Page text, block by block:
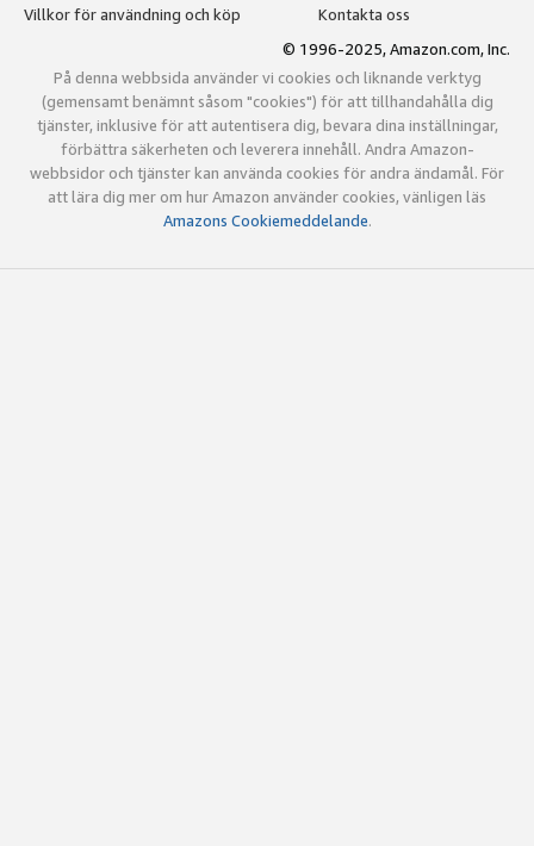
Villkor för användning och köp
Kontakta oss
© 1996-2025, Amazon.com, Inc.
På denna webbsida använder vi cookies och liknande verktyg
(gemensamt benämnt såsom "cookies") för att tillhandahålla dig
tjänster, inklusive för att autentisera dig, bevara dina inställningar,
förbättra säkerheten och leverera innehåll. Andra Amazon-
webbsidor och tjänster kan använda cookies för andra ändamål. För
att lära dig mer om hur Amazon använder cookies, vänligen läs
Amazons Cookiemeddelande.